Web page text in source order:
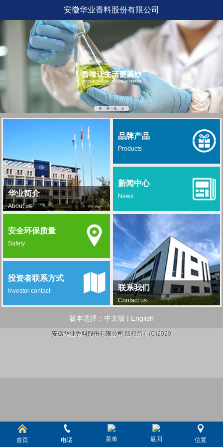
安徽华业香料股份有限公司
华业简介
About us
品牌产品
Products
新闻中心
News
联系我们
Contact us
安全环保质量
Safety
投资者联系方式
Investor contact
版本选择： 中文版 | English
安徽华业香料股份有限公司 版权所有(C)2020
首页 电话 菜单 返回 位置